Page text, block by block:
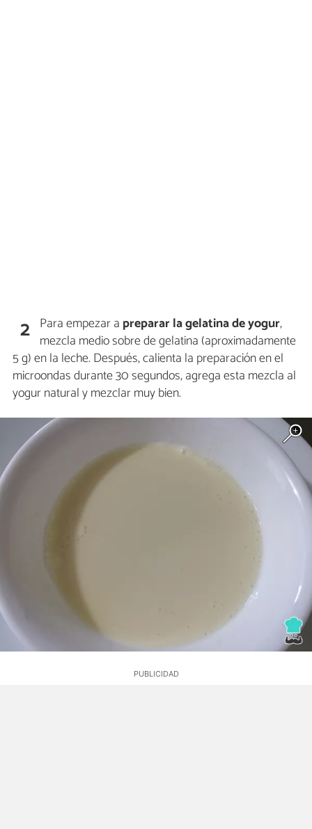
2 Para empezar a preparar la gelatina de yogur,
mezcla medio sobre de gelatina (aproximadamente
5 g) en la leche. Después, calienta la preparación en el
microondas durante 30 segundos, agrega esta mezcla al
yogur natural y mezclar muy bien.